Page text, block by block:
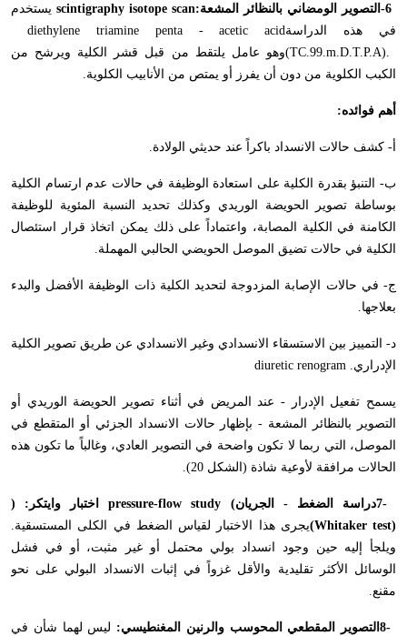
-6 التصوير الومضاني بالنظائر المشعةscintigraphy isotope scan: يستخدم
في هذه الدراسةdiethylene triamine penta - acetic acid
(TC.99.m.D.T.P.A).وهو عامل يلتقط من قبل قشر الكلية ويرشح من
الكبب الكلوية من دون أن يفرز أو يمتص من الأنابيب الكلوية.
أهم فوائده:
أ- كشف حالات الانسداد باكراً عند حديثي الولادة.
ب- التنبؤ بقدرة الكلية على استعادة الوظيفة في حالات عدم ارتسام الكلية
بوساطة تصوير الحويضة الوريدي وكذلك تحديد النسبة المئوية للوظيفة
الكامنة في الكلية المصابة، واعتماداً على ذلك يمكن اتخاذ قرار استئصال
الكلية في حالات تضيق الموصل الحويضي الحالبي المهملة.
ج- في حالات الإصابة المزدوجة لتحديد الكلية ذات الوظيفة الأفضل والبدء
بعلاجها.
د- التمييز بين الاستسقاء الانسدادي وغير الانسدادي عن طريق تصوير الكلية
الإدراريdiuretic renogram .
يسمح تفعيل الإدرار - عند المريض في أثناء تصوير الحويضة الوريدي أو
التصوير بالنظائر المشعة - بإظهار حالات الانسداد الجزئي أو المتقطع في
الموصل، التي ربما لا تكون واضحة في التصوير العادي، وغالباً ما تكون هذه
الحالات مرافقة لأوعية شاذة (الشكل 20).
7-دراسة الضغط - الجريانpressure-flow study ( اختبار وايتكر ) :
(Whitaker test)يجرى هذا الاختبار لقياس الضغط في الكلى المستسقية.
ويلجأ إليه حين وجود انسداد بولي محتمل أو غير مثبت، أو في فشل
الوسائل الأكثر تقليدية والأقل غزواً في إثبات الانسداد البولي على نحو
مقنع.
8-التصوير المقطعي المحوسب والرنين المغنطيسي: ليس لهما شأن في